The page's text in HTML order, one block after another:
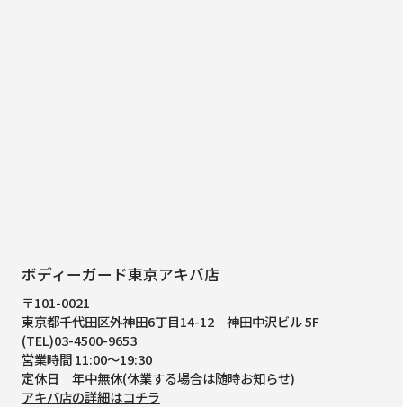
ボディーガード東京アキバ店
〒101-0021
東京都千代田区外神田6丁目14-12 神田中沢ビル 5F
(TEL)03-4500-9653
営業時間 11:00～19:30
定休日 年中無休(休業する場合は随時お知らせ)
アキバ店の詳細はコチラ